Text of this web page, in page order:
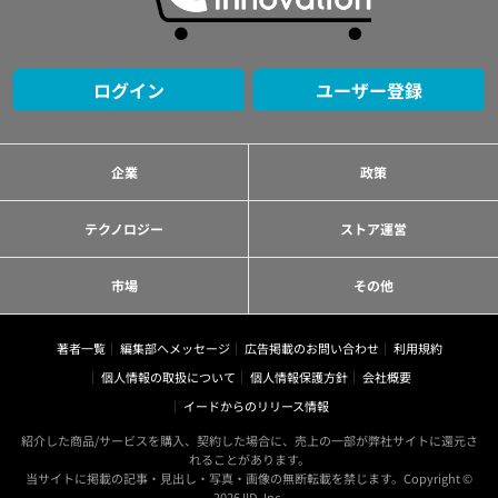
ログイン ユーザー登録
企業 政策
テクノロジー ストア運営
市場 その他
著者一覧 編集部へメッセージ 広告掲載のお問い合わせ
利用規約
個人情報の取扱について
個人情報保護方針
会社概要
イードからのリリース情報
紹介した商品/サービスを購入、契約した場合に、売上の一部が弊社サイトに還元さ
れることがあります。
当サイトに掲載の記事・見出し・写真・画像の無断転載を禁じます。Copyright ©